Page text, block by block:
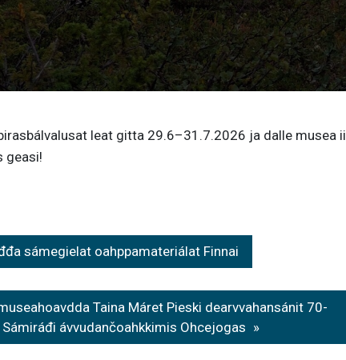
leat gitta 29.6–31.7.2026 ja dalle musea ii
geasi!
sámegielat oahppamateriálat Finnai
Taina Máret Pieski dearvvahansánit 70-
ávvudančoahkkimis Ohcejogas